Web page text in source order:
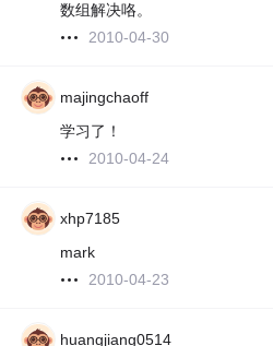
数组解决咯。
2010-04-30
majingchaoff
学习了！
2010-04-24
xhp7185
mark
2010-04-23
huangjiang0514